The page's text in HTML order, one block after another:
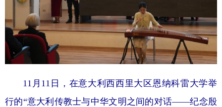
11月11日，在意大利西西里大区恩纳科雷大学举
行的“意大利传教士与中华文明之间的对话——纪念殷